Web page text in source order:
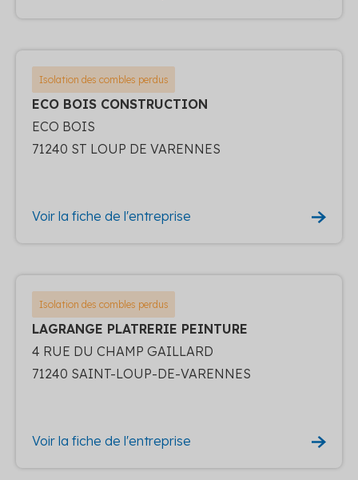
Isolation des combles perdus
ECO BOIS CONSTRUCTION
ECO BOIS
71240 ST LOUP DE VARENNES
Voir la fiche de l'entreprise
Isolation des combles perdus
LAGRANGE PLATRERIE PEINTURE
4 RUE DU CHAMP GAILLARD
71240 SAINT-LOUP-DE-VARENNES
Voir la fiche de l'entreprise